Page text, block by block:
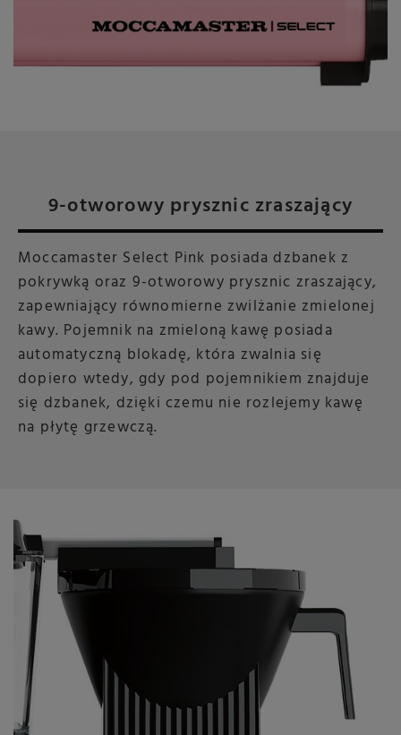
9-otworowy prysznic zraszający
Moccamaster Select Pink posiada dzbanek z
pokrywką oraz 9-otworowy prysznic zraszający,
zapewniający równomierne zwilżanie zmielonej
kawy. Pojemnik na zmieloną kawę posiada
automatyczną blokadę, która zwalnia się
dopiero wtedy, gdy pod pojemnikiem znajduje
się dzbanek, dzięki czemu nie rozlejemy kawę
na płytę grzewczą.